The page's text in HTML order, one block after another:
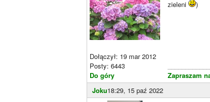
Dołączył: 19 mar 2012
Posty: 6443
Do góry
zieleni
)
Zapraszam
Joku18:29, 15 paź 2022